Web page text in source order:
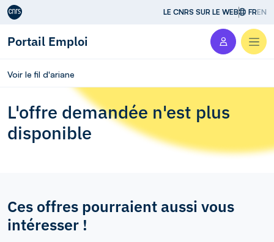
Aller au contenu LE CNRS SUR LE WEB FREN
Portail Emploi
Voir le fil d'ariane
L'offre demandée n'est plus
disponible
Ces offres pourraient aussi vous
intéresser !